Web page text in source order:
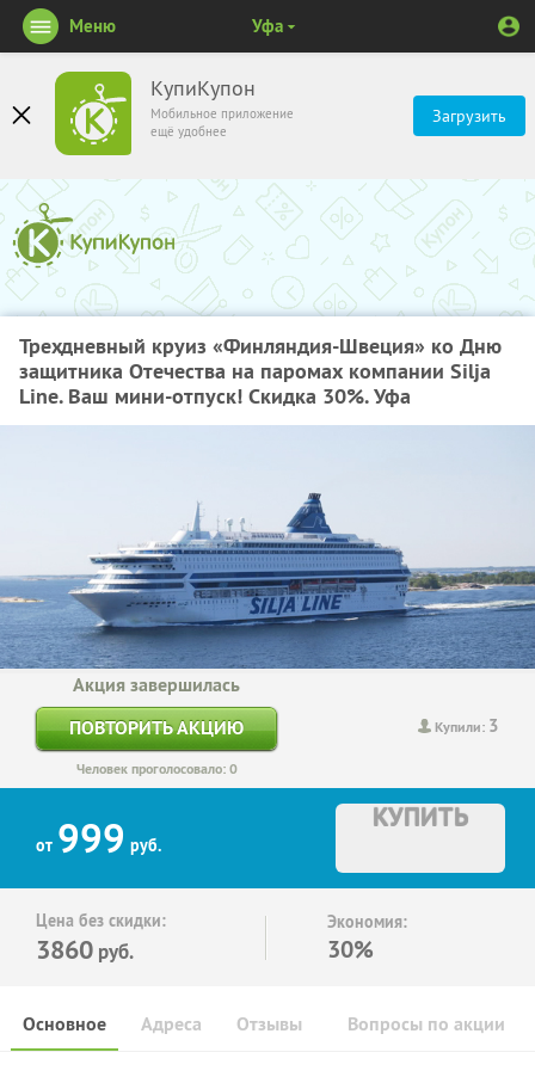
КупиКупон
Мобильное приложение
ещё удобнее
Загрузить
Меню Уфа
Трехдневный круиз «Финляндия-Швеция» ко Дню
защитника Отечества на паромах компании Silja
Line. Ваш мини-отпуск! Скидка 30%. Уфа
Купили: 3
Акция завершилась
ПОВТОРИТЬ АКЦИЮ
Человек проголосовало: 0
от 999 руб.
КУПИТЬ
Цена без скидки:
3860 руб.
Экономия:
30%
Основное Отзывы Вопросы по акции
Адреса